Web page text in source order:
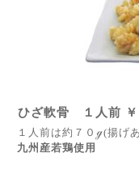
ひざ軟骨 １人前 ￥
１人前は約７０ℊ(揚げ
九州産若鶏使用